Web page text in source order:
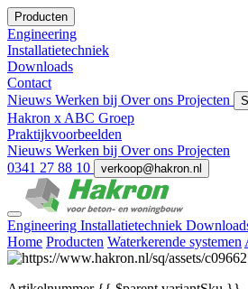
Producten
Engineering
Installatietechniek
Downloads
Contact
Nieuws Werken bij Over ons Projecten
Hakron x ABC Groep
Praktijkvoorbeelden
Nieuws Werken bij Over ons Projecten
0341 27 88 10
verkoop@hakron.nl
Engineering Installatietechniek
Home Producten Waterkerende systemen